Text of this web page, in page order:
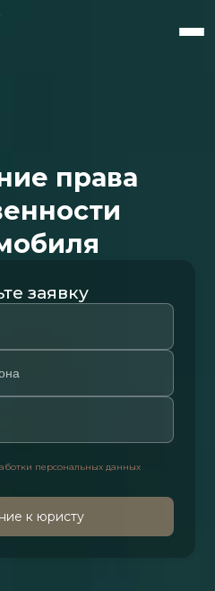
права
заявку
персональных данных
к юристу